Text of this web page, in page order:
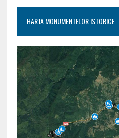
HARTA MONUMENTELOR ISTORICE